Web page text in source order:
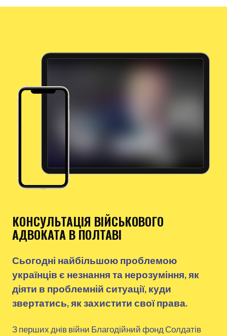
КОНСУЛЬТАЦІЯ ВІЙСЬКОВОГО
АДВОКАТА В ПОЛТАВІ
Сьогодні найбільшою проблемою
українців є незнання та нерозуміння, як
діяти в проблемній ситуації, куди
звертатись, як захистити свої права.
З перших днів війни Благодійний фонд Солдатів